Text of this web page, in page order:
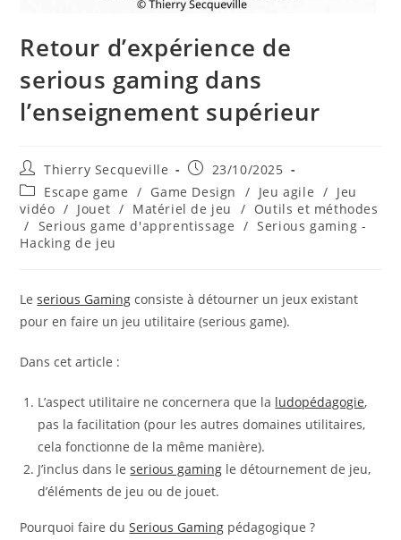
Retour d’expérience de
serious gaming dans
l’enseignement supérieur
Auteur/autrice
de
la
publication :
Thierry Secqueville
Publication
publiée :
23/10/2025
Post
category:
Escape game / Game Design / Jeu agile / Jeu
vidéo / Jouet / Matériel de jeu / Outils et méthodes
/ Serious game d'apprentissage / Serious gaming -
Hacking de jeu
Leserious Gaming consiste à détourner un jeux existant
pour en faire un jeu utilitaire (serious game).
Dans cet article :
L’aspect utilitaire ne concernera que la ludopédagogie,
pas la facilitation (pour les autres domaines utilitaires,
cela fonctionne de la même manière).
J’inclus dans leserious gaming le détournement de jeu,
d’éléments de jeu ou de jouet.
Pourquoi faire duSerious Gaming pédagogique ?